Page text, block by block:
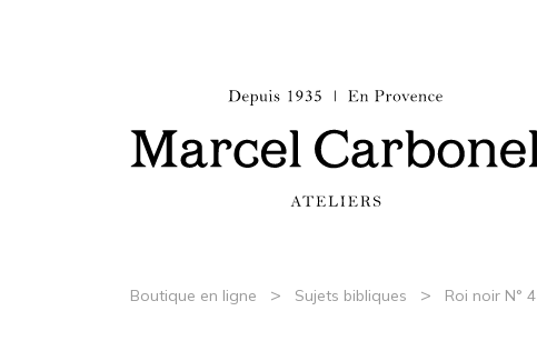
Boutique en ligne > Sujets bibliques > Roi noir N° 4